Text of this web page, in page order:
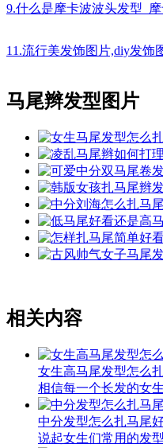
9.什么是摩卡波波头发型_
11.流行美发饰图片,diy发饰
马尾辫发型图片
相关内容
女生高马尾发型怎么
相信每一个长发的女
中分发型怎么扎马尾
说起女生们常用的发